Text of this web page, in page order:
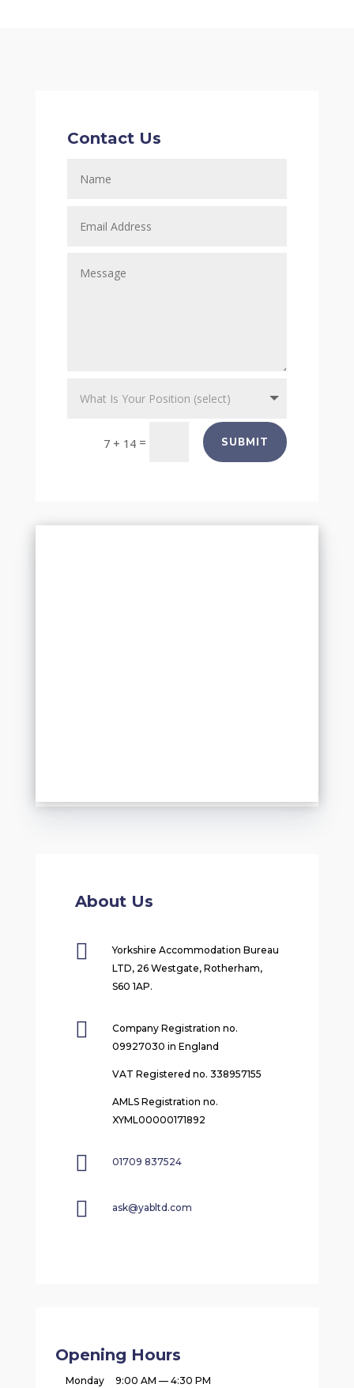
Contact Us
7 + 14 = SUBMIT
About Us

Yorkshire Accommodation Bureau
LTD, 26 Westgate, Rotherham,
S60 1AP.

Company Registration no.
09927030 in England
VAT Registered no. 338957155
AMLS Registration no.
XYML00000171892
 01709 837524
 ask@yabltd.com
Opening Hours
Monday
9:00 AM — 4:30 PM